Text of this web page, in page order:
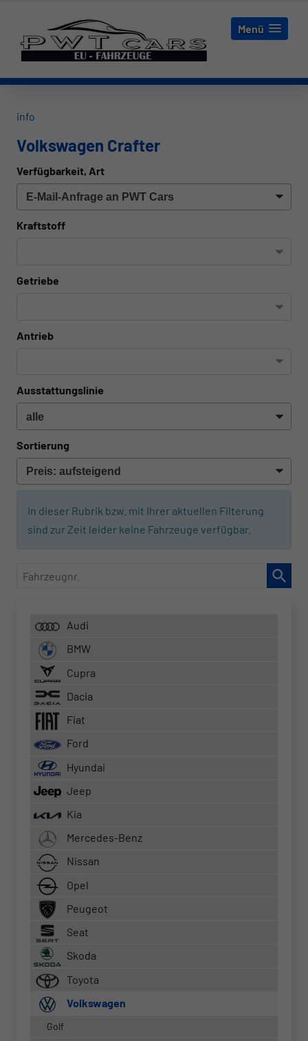
Menü
info
Volkswagen Crafter
Verfügbarkeit, Art
Kraftstoff
Getriebe
Antrieb
Ausstattungslinie
Sortierung
In dieser Rubrik bzw. mit Ihrer aktuellen Filterung
sind zur Zeit leider keine Fahrzeuge verfügbar.
Fahrzeugnr.
Audi
BMW
Cupra
Dacia
Fiat
Ford
Hyundai
Jeep
Kia
Mercedes-Benz
Nissan
Opel
Peugeot
Seat
Skoda
Toyota
Volkswagen
Golf